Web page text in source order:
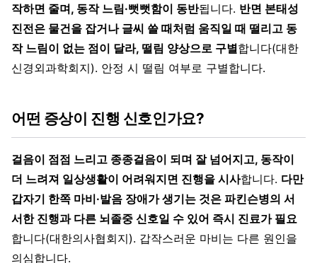
작하면 줄며, 동작 느림·뻣뻣함이 동반됩니다. 반면 본태성
진전은 물건을 잡거나 글씨 쓸 때처럼 움직일 때 떨리고 동
작 느림이 없는 점이 달라, 떨림 양상으로 구별합니다(대한
신경외과학회지). 안정 시 떨림 여부로 구별합니다.
어떤 증상이 진행 신호인가요?
걸음이 점점 느리고 종종걸음이 되며 잘 넘어지고, 동작이
더 느려져 일상생활이 어려워지면 진행을 시사합니다. 다만
갑자기 한쪽 마비·발음 장애가 생기는 것은 파킨슨병의 서
서한 진행과 다른 뇌졸중 신호일 수 있어 즉시 진료가 필요
합니다(대한의사협회지). 갑작스러운 마비는 다른 원인을
의심합니다.